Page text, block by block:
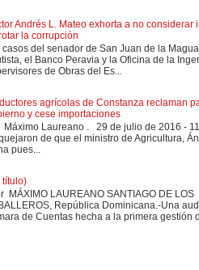
Andrés L. Mateo exhorta a no considerar
la corrupción
casos del senador de San Juan de la
el Banco Peravia y la Oficina de la
de Obras del Es...
agrícolas de Constanza reclaman
y cese importaciones
Máximo Laureano . 29 de julio de 2016 -
de que el ministro de Agricultura,
pues...
título)
MÁXIMO LAUREANO SANTIAGO DE LOS
República Dominicana.-Una
de Cuentas hecha a la primera gestión